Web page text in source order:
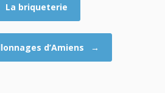
La briqueterie
d’Amiens →